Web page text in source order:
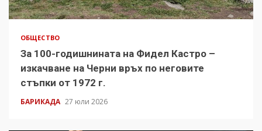
ОБЩЕСТВО
За 100-годишнината на Фидел Кастро –
изкачване на Черни връх по неговите
стъпки от 1972 г.
БАРИКАДА 27 юли 2026